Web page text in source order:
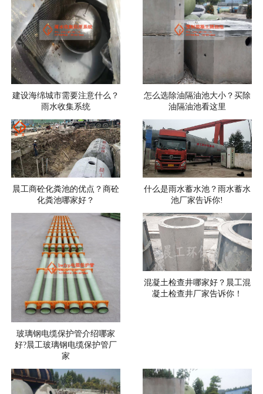
建设海绵城市需要注意什么？
雨水收集系统
怎么选除油隔油池大小？买除
油隔油池看这里
晨工商砼化粪池的优点？商砼
化粪池哪家好？
什么是雨水蓄水池？雨水蓄水
池厂家告诉你!
玻璃钢电缆保护管介绍哪家
好?晨工玻璃钢电缆保护管厂
家
混凝土检查井哪家好？晨工混
凝土检查井厂家告诉你！